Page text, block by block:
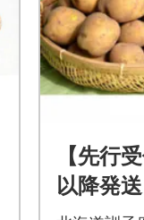
【先行
以降発
じゃが